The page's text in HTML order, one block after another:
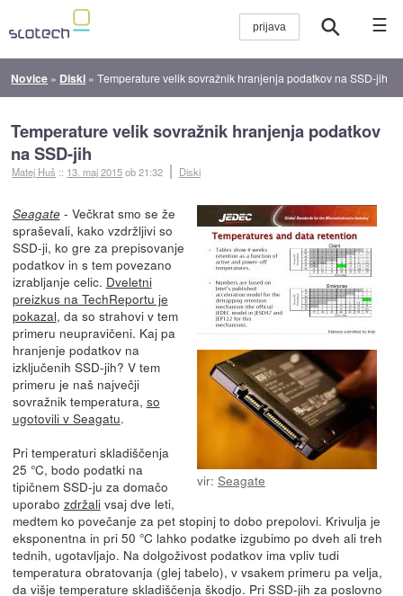
☰
Novice » Diski »Temperature velik sovražnik hranjenja podatkov na SSD-jih
Temperature velik sovražnik hranjenja podatkov
na SSD-jih
Matej Huš :: 13. maj 2015ob 21:32 Diski
vir: Seagate
Seagate- Večkrat smo se že
spraševali, kako vzdržljivi so
SSD-ji, ko gre za prepisovanje
podatkov in s tem povezano
izrabljanje celic. Dveletni
preizkus na TechReportu je
pokazal, da so strahovi v tem
primeru neupravičeni. Kaj pa
hranjenje podatkov na
izključenih SSD-jih? V tem
primeru je naš največji
sovražnik temperatura, so
ugotovili v Seagatu.
Pri temperaturi skladiščenja
25 °C, bodo podatki na
tipičnem SSD-ju za domačo
uporabo zdržalivsaj dve leti,
medtem ko povečanje za pet stopinj to dobo prepolovi. Krivulja je
eksponentna in pri 50 °C lahko podatke izgubimo po dveh ali treh
tednih, ugotavljajo. Na dolgoživost podatkov ima vpliv tudi
temperatura obratovanja (glej tabelo), v vsakem primeru pa velja,
da višje temperature skladiščenja škodjo. Pri SSD-jih za poslovno